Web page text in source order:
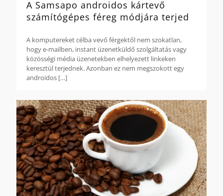
A Samsapo androidos kártevő
számítógépes féreg módjára terjed
A komputereket célba vevő férgektől nem szokatlan,
hogy e-mailben, instant üzenetküldő szolgáltatás vagy
közösségi média üzenetekben elhelyezett linkeken
keresztül terjednek. Azonban ez nem megszokott egy
androidos […]